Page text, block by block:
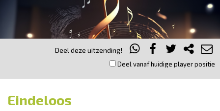
Deel deze uitzending!
Deel vanaf huidige player positie
Eindeloos